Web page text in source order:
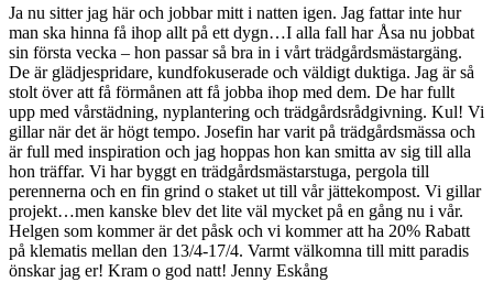
Ja nu sitter jag här och jobbar mitt i natten igen. Jag fattar inte hur
man ska hinna få ihop allt på ett dygn…I alla fall har Åsa nu jobbat
sin första vecka – hon passar så bra in i vårt trädgårdsmästargäng.
De är glädjespridare, kundfokuserade och väldigt duktiga. Jag är så
stolt över att få förmånen att få jobba ihop med dem. De har fullt
upp med vårstädning, nyplantering och trädgårdsrådgivning. Kul! Vi
gillar när det är högt tempo. Josefin har varit på trädgårdsmässa och
är full med inspiration och jag hoppas hon kan smitta av sig till alla
hon träffar. Vi har byggt en trädgårdsmästarstuga, pergola till
perennerna och en fin grind o staket ut till vår jättekompost. Vi gillar
projekt…men kanske blev det lite väl mycket på en gång nu i vår.
Helgen som kommer är det påsk och vi kommer att ha 20% Rabatt
på klematis mellan den 13/4-17/4. Varmt välkomna till mitt paradis
önskar jag er! Kram o god natt! Jenny Eskång